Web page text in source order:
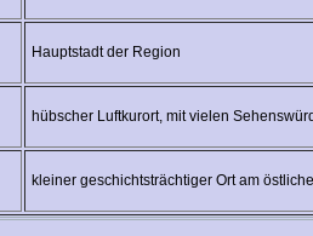
Hauptstadt der Region
hübscher Luftkurort, mit vielen
kleiner geschichtsträchtiger Ort am